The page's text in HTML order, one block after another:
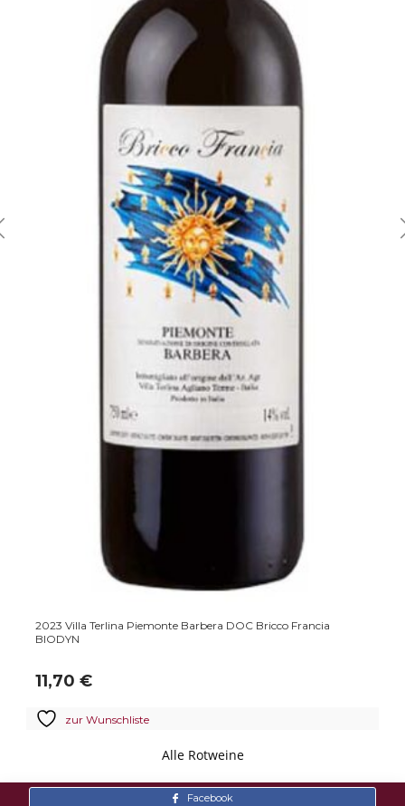
2023 Villa Terlina Piemonte Barbera DOC Bricco Francia
BIODYN
11,70€
zur Wunschliste
Alle Rotweine
Facebook